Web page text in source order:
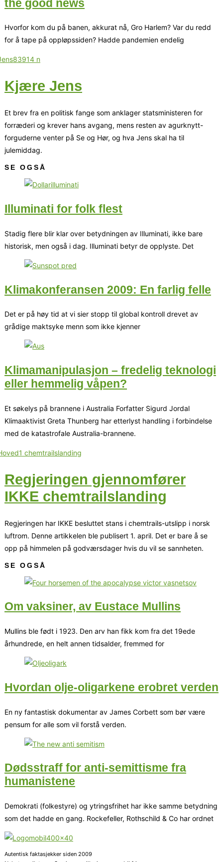
the good news
Hvorfor kom du på banen, akkurat nå, Gro Harlem? Var du redd
for å tape på oppløpssiden? Hadde pandemien endelig
Kjære Jens
Et brev fra en politisk fange som anklager statsministeren for
forræderi og krever hans avgang, mens resten av agurknytt-
forguderne venter på Se og Hør, og hva Jens skal ha til
julemiddag.
SE OGSÅ
Illuminati for folk flest
Stadig flere blir klar over betydningen av Illuminati, ikke bare
historisk, men også i dag. Illuminati betyr de opplyste. Det
Klimakonferansen 2009: En farlig felle
Det er på høy tid at vi sier stopp til global kontroll drevet av
grådige maktsyke menn som ikke kjenner
Klimamanipulasjon – fredelig teknologi
eller hemmelig våpen?
Et søkelys på brannene i Australia Forfatter Sigurd Jordal
Klimaaktivist Greta Thunberg har etterlyst handling i forbindelse
med de katastrofale Australia-brannene.
Regjeringen gjennomfører
IKKE chemtrailslanding
Regjeringen har IKKE besluttet stans i chemtrails-utslipp i norsk
luftrom. Denne artikkelen ble publisert 1. april. Det er bare å se
opp på himmelen på godværsdager hvis du vil se sannheten.
SE OGSÅ
Om vaksiner, av Eustace Mullins
Mullins ble født i 1923. Den arv han fikk kom fra det 19ede
århundrede, en helt annen tidsalder, fremmed for
Hvordan olje-oligarkene erobret verden
En ny fantastisk dokumentar av James Corbett som bør være
pensum for alle som vil forstå verden.
Dødsstraff for anti-semittisme fra
humanistene
Demokrati (folkestyre) og ytringsfrihet har ikke samme betydning
som det hadde en gang. Rockefeller, Rothschild & Co har ordnet
Autentisk faktasjekker siden 2009